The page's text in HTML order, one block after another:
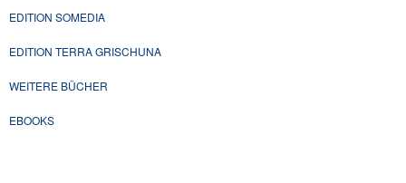
EDITION SOMEDIA
EDITION TERRA GRISCHUNA
WEITERE BÜCHER
EBOOKS